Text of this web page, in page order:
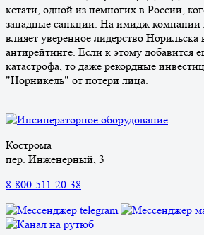
кстати, одной из немногих в России,
западные санкции. На имидж компании
влияет уверенное лидерство Норильска
антирейтинге. Если к этому добавится
катастрофа, то даже рекордные
"Норникель" от потери лица.
Кострома
пер. Инженерный, 3
8-800-511-20-38